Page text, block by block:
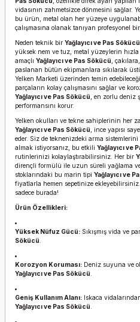
vidasının zahmetsizce dönmesini sağlar.
bu ürün, metal olan her yüzeye
çalışmasına olanak tanıyan profesyonel bir
Neden teknik bir Yağlayıcı ve Pas Sökücü
yüksek nem ve tuz, metal yüzeylerin
amaçlı Yağlayıcı ve Pas Sökücü ,
paslanan bütün ekipmanlara sıkılarak
Yelken Marketi üzerinden temin
parçaların kolay çalışmasını sağlar ve
Yağlayıcı ve Pas Sökücü , en zorlu deniz
performansını korur.
Yelken okulları ve tekne sahiplerinin her
Yağlayıcı ve Pas Sökücü , ince yapısı
eder. Siz de teknenizdeki arma
almak istiyorsanız, bu etkili Yağlayıcı ve
rutinlerinizi kolaylaştırabilirsiniz. Her bir
dirençli formülü ile uzun süreli yağlama
stoklarındaki bu marin tipi Yağlayıcı ve
fiyatlarla hemen sepetinize
sadece burada!
Ürün Özellikleri:
Yüksek Nüfuz Gücü: Sıkışmış vida ve
Sökücü
Korozyon Koruması: Deniz suyuna ve
Yağlayıcı ve Pas Sökücü
Geniş Kullanım Alanı: Iskaca
Yağlayıcı ve Pas Sökücü